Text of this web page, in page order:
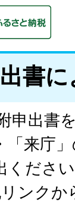
書
申出書
「来庁
ください
ンク